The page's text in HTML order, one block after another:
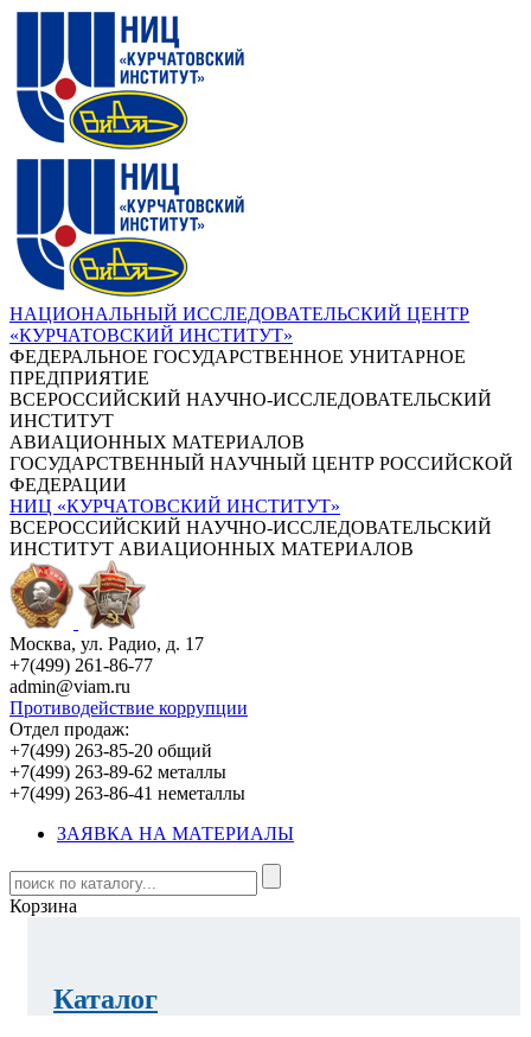
НАЦИОНАЛЬНЫЙ ИССЛЕДОВАТЕЛЬСКИЙ ЦЕНТР
«КУРЧАТОВСКИЙ ИНСТИТУТ»
ФЕДЕРАЛЬНОЕ ГОСУДАРСТВЕННОЕ УНИТАРНОЕ
ПРЕДПРИЯТИЕ
ВСЕРОССИЙСКИЙ НАУЧНО-ИССЛЕДОВАТЕЛЬСКИЙ
ИНСТИТУТ
АВИАЦИОННЫХ МАТЕРИАЛОВ
ГОСУДАРСТВЕННЫЙ НАУЧНЫЙ ЦЕНТР РОССИЙСКОЙ
ФЕДЕРАЦИИ
НИЦ «КУРЧАТОВСКИЙ ИНСТИТУТ»
ВСЕРОССИЙСКИЙ НАУЧНО-ИССЛЕДОВАТЕЛЬСКИЙ
ИНСТИТУТ АВИАЦИОННЫХ МАТЕРИАЛОВ
Москва, ул. Радио, д. 17
+7(499) 261-86-77
admin@viam.ru
Противодействие коррупции
Отдел продаж:
+7(499) 263-85-20 общий
+7(499) 263-89-62 металлы
+7(499) 263-86-41 неметаллы
ЗАЯВКА НА МАТЕРИАЛЫ
Корзина
Каталог